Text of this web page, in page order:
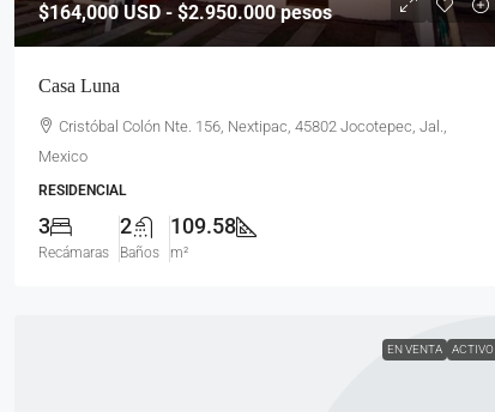
$164,000USD - $2.950.000 pesos
Casa Luna
Cristóbal Colón Nte. 156, Nextipac, 45802 Jocotepec, Jal.,
Mexico
RESIDENCIAL
3
Recámaras
2
Baños
109.58
m²
EN VENTA ACTIVO